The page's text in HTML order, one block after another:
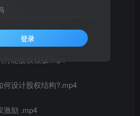
的公司的区别 .mp4
理结构,mp4
万能股权模版.mp4
何设计股权结构?.mp4
激励 .mp4
登录